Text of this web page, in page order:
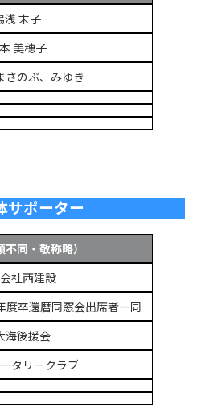
浅 末子
美穂子
さのぶ、みゆき
サポーター
同・敬称略）
社西建設
度卒還暦同窓会出席者一同
海後援会
タリークラブ